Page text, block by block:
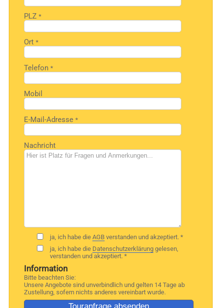
PLZ*
Ort*
Telefon*
Mobil
E-Mail-Adresse*
Nachricht
ja, ich habe dieAGB verstanden und akzeptiert. *
ja, ich habe die Datenschutzerklärung gelesen,
verstanden und akzeptiert. *
Information
Bitte beachten Sie:
Unsere Angebote sind unverbindlich und gelten 14 Tage ab
Zustellung, sofern nichts anderes vereinbart wurde.